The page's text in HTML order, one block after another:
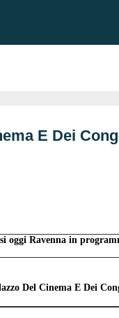
E Dei
oggi Ravenna in
Del Cinema E Dei